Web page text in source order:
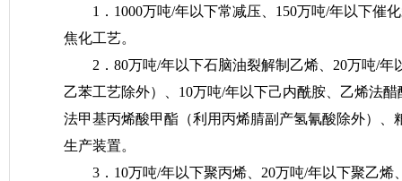
1．1000万吨/年以下常减压、150万吨/年以下催
焦化工艺。
2．80万吨/年以下石脑油裂解制乙烯、20万吨/
乙苯工艺除外）、10万吨/年以下己内酰胺、乙烯法
法甲基丙烯酸甲酯（利用丙烯腈副产氢氰酸除外）
生产装置。
3．10万吨/年以下聚丙烯、20万吨/年以下聚乙